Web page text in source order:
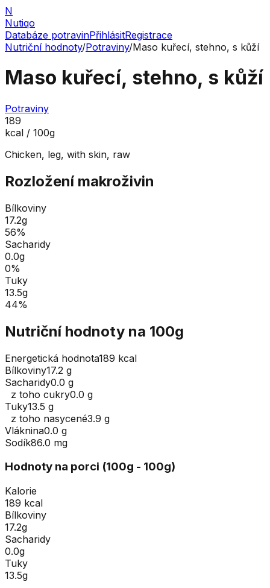
N
Nutiqo
Databáze potravinPřihlásitRegistrace
Nutriční hodnoty/Potraviny/Maso kuřecí, stehno, s kůží
Maso kuřecí, stehno, s kůží
Potraviny
189
kcal / 100g
Chicken, leg, with skin, raw
Rozložení makroživin
Bílkoviny
17.2g
56%
Sacharidy
0.0g
0%
Tuky
13.5g
44%
Nutriční hodnoty na 100g
Energetická hodnota189 kcal
Bílkoviny17.2 g
Sacharidy0.0 g
z toho cukry0.0 g
Tuky13.5 g
z toho nasycené3.9 g
Vláknina0.0 g
Sodík86.0 mg
Hodnoty na porci (100g - 100g)
Kalorie
189 kcal
Bílkoviny
17.2g
Sacharidy
0.0g
Tuky
13.5g